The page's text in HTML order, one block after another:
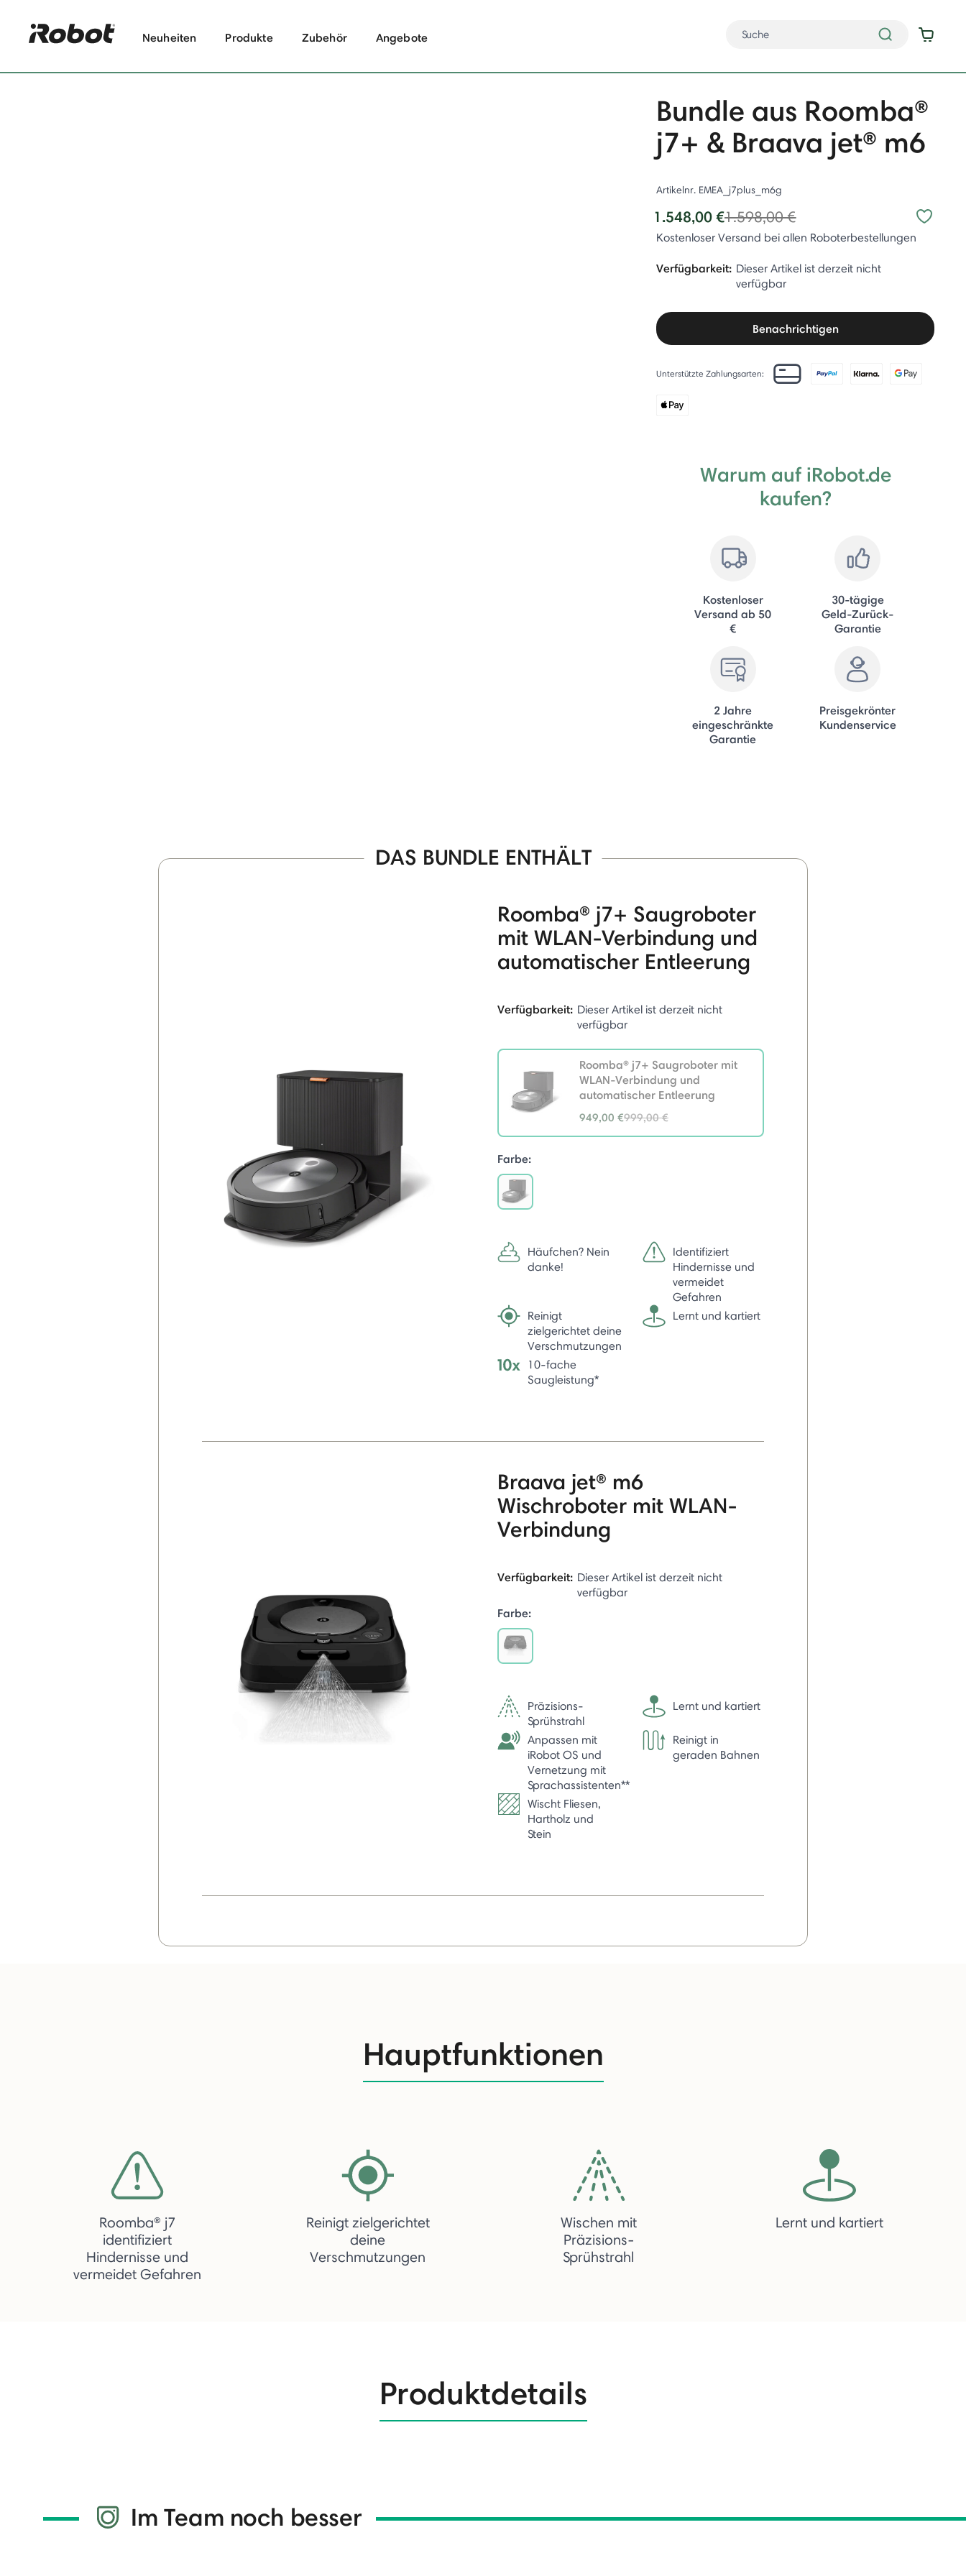
Neuheiten Produkte Zubehör Angebote
Bundle aus Roomba®
j7+ & Braava jet® m6
Artikelnr. EMEA_j7plus_m6g
1.548,00 €Price reduced from
1.598,00 €to
Kostenloser Versand bei allen Roboterbestellungen
Verfügbarkeit: Dieser Artikel ist derzeit nicht
verfügbar
Benachrichtigen
Unterstützte Zahlungsarten:
Warum auf iRobot.de
kaufen?
Kostenloser
Versand ab 50
€
30-tägige
Geld-Zurück-
Garantie
2 Jahre
eingeschränkte
Garantie
Preisgekrönter
Kundenservice
DAS BUNDLE ENTHÄLT
Roomba® j7+ Saugroboter
mit WLAN-Verbindung und
automatischer Entleerung
Verfügbarkeit: Dieser Artikel ist derzeit nicht
verfügbar
Roomba® j7+ Saugroboter mit
WLAN-Verbindung und
automatischer Entleerung
949,00 €Price reduced from
999,00 €
selected
Farbe:
Häufchen? Nein
danke!
Identifiziert
Hindernisse und
vermeidet
Gefahren
Reinigt
zielgerichtet deine
Verschmutzungen
Lernt und kartiert
10-fache
Saugleistung*
Braava jet® m6
Wischroboter mit WLAN-
Verbindung
Verfügbarkeit: Dieser Artikel ist derzeit nicht
verfügbar
Farbe:
Präzisions-
Sprühstrahl
Lernt und kartiert
Anpassen mit
iRobot OS und
Vernetzung mit
Sprachassistenten**
Reinigt in
geraden Bahnen
Wischt Fliesen,
Hartholz und
Stein
Hauptfunktionen
Roomba® j7
identifiziert
Hindernisse und
vermeidet Gefahren
Reinigt zielgerichtet
deine
Verschmutzungen
Wischen mit
Präzisions-
Sprühstrahl
Lernt und kartiert
Produktdetails
Im Team noch besser